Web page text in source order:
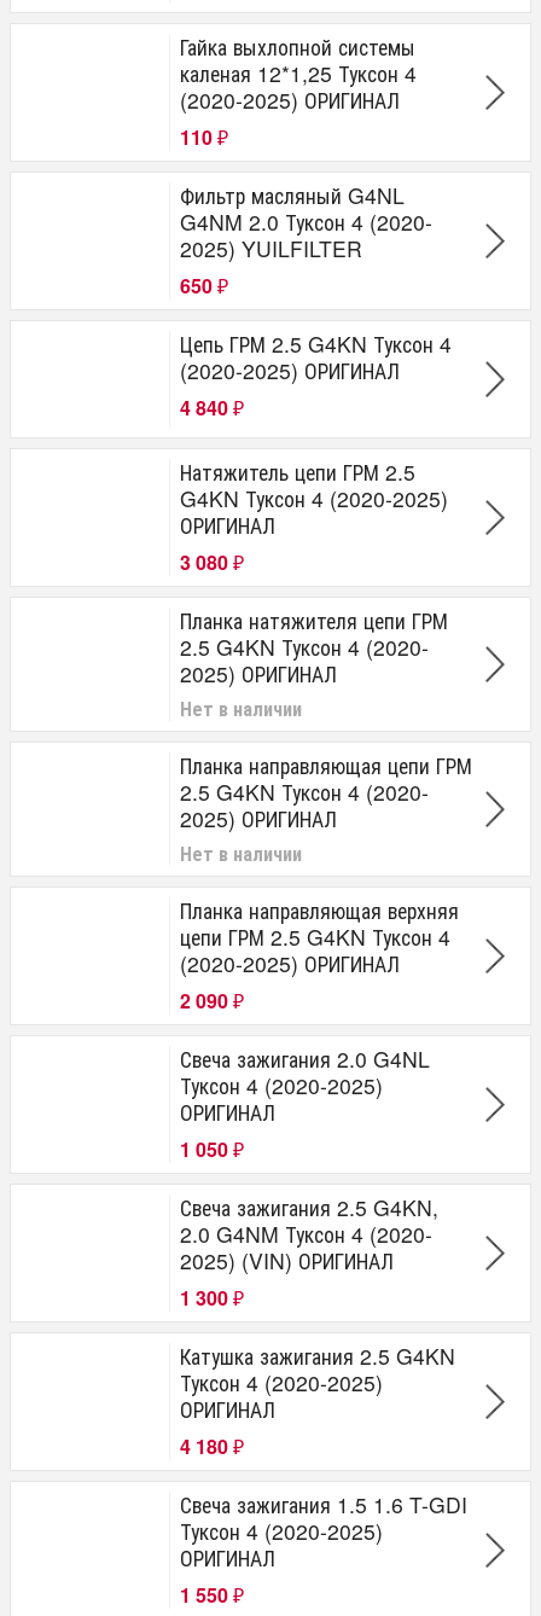
Гайка выхлопной системы
каленая 12*1,25 Туксон 4
(2020-2025) ОРИГИНАЛ
110 ₽
Фильтр масляный G4NL
G4NM 2.0 Туксон 4 (2020-
2025) YUILFILTER
650 ₽
Цепь ГРМ 2.5 G4KN Туксон 4
(2020-2025) ОРИГИНАЛ
4 840 ₽
Натяжитель цепи ГРМ 2.5
G4KN Туксон 4 (2020-2025)
ОРИГИНАЛ
3 080 ₽
Планка натяжителя цепи ГРМ
2.5 G4KN Туксон 4 (2020-
2025) ОРИГИНАЛ
Нет в наличии
Планка направляющая цепи ГРМ
2.5 G4KN Туксон 4 (2020-
2025) ОРИГИНАЛ
Нет в наличии
Планка направляющая верхняя
цепи ГРМ 2.5 G4KN Туксон 4
(2020-2025) ОРИГИНАЛ
2 090 ₽
Свеча зажигания 2.0 G4NL
Туксон 4 (2020-2025)
ОРИГИНАЛ
1 050 ₽
Свеча зажигания 2.5 G4KN,
2.0 G4NM Туксон 4 (2020-
2025) (VIN) ОРИГИНАЛ
1 300 ₽
Катушка зажигания 2.5 G4KN
Туксон 4 (2020-2025)
ОРИГИНАЛ
4 180 ₽
Свеча зажигания 1.5 1.6 T-GDI
Туксон 4 (2020-2025)
ОРИГИНАЛ
1 550 ₽